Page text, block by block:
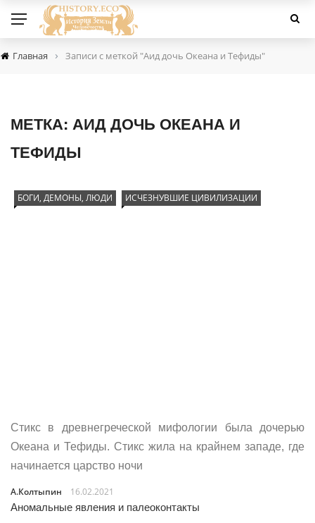
Главная › Записи с меткой "Аид дочь Океана и Тефиды"
МЕТКА: АИД ДОЧЬ ОКЕАНА И
ТЕФИДЫ
БОГИ, ДЕМОНЫ, ЛЮДИ ИСЧЕЗНУВШИЕ ЦИВИЛИЗАЦИИ
Стикс в древнегреческой мифологии была дочерью
Океана и Тефиды. Стикс жила на крайнем западе, где
начинается царство ночи
А.Колтыпин
16.02.2021
Аномальные явления и палеоконтакты